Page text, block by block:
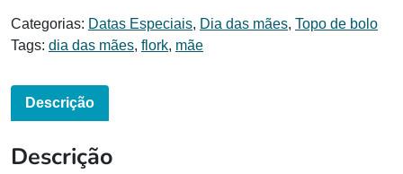
Categorias: Datas Especiais, Dia das mães, Topo de bolo
Tags: dia das mães, flork, mãe
Descrição
Descrição